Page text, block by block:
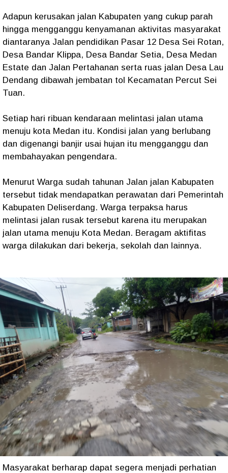
Adapun kerusakan jalan Kabupaten yang cukup parah
hingga mengganggu kenyamanan aktivitas masyarakat
diantaranya Jalan pendidikan Pasar 12 Desa Sei Rotan,
Desa Bandar Klippa, Desa Bandar Setia, Desa Medan
Estate dan Jalan Pertahanan serta ruas jalan Desa Lau
Dendang dibawah jembatan tol Kecamatan Percut Sei
Tuan.
Setiap hari ribuan kendaraan melintasi jalan utama
menuju kota Medan itu. Kondisi jalan yang berlubang
dan digenangi banjir usai hujan itu mengganggu dan
membahayakan pengendara.
Menurut Warga sudah tahunan Jalan jalan Kabupaten
tersebut tidak mendapatkan perawatan dari Pemerintah
Kabupaten Deliserdang. Warga terpaksa harus
melintasi jalan rusak tersebut karena itu merupakan
jalan utama menuju Kota Medan. Beragam aktifitas
warga dilakukan dari bekerja, sekolah dan lainnya.
Masyarakat berharap dapat segera menjadi perhatian